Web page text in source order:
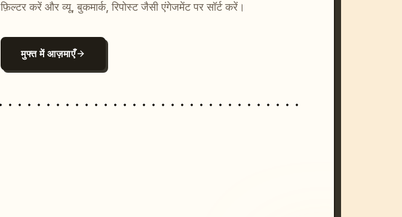
फ़िल्टर करें और व्यू, बुकमार्क, रिपोस्ट जैसी एंगेजमेंट पर सॉर्ट करें।
मुफ्त में आज़माएँ